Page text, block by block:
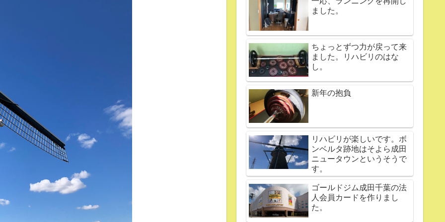
ました。
ちょっとずつ力が戻って来
ました。リハビリのはな
し。
新年の抱負
リハビリが楽しいです。ボ
ンベルタ跡地はそよら成田
ニュータウンというそうで
す。
ゴールドジム成田千葉の法
人会員カードを作りまし
た。